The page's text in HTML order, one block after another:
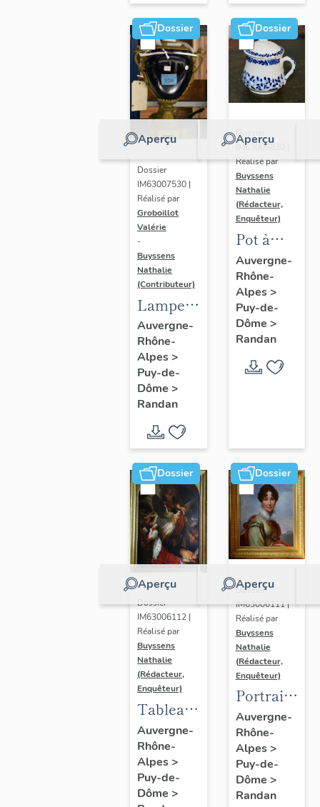
Dossier
Aperçu
Dossier
IM63007530 |
Réalisé par
Groboillot
Valérie
-
Buyssens
Nathalie
(Contributeur)
Lampe à
pétrole
n° 1
Auvergne-
Rhône-
Alpes>
Puy-de-
Dôme >
Randan
Dossier
Aperçu
Dossier
IM63009830 |
Réalisé par
Buyssens
Nathalie
(Rédacteur,
Enquêteur)
Pot à
crème n°
3
Auvergne-
Rhône-
Alpes>
Puy-de-
Dôme >
Randan
Dossier
Aperçu
Dossier
IM63006112 |
Réalisé par
Buyssens
Nathalie
(Rédacteur,
Enquêteur)
Tableau
d'Eugène
Romain
Van
Maldeghem
Auvergne-
Rhône-
Alpes>
Puy-de-
Dôme >
Dossier
Aperçu
Dossier
IM63006111 |
Réalisé par
Buyssens
Nathalie
(Rédacteur,
Enquêteur)
Portrait
d'Adélaïde
d'Orléans,
d'après
François
Gérard
Auvergne-
Rhône-
Alpes>
Puy-de-
Dôme >
Randan